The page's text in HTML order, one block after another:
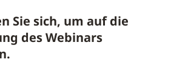
Sie sich, um auf die
des Webinars